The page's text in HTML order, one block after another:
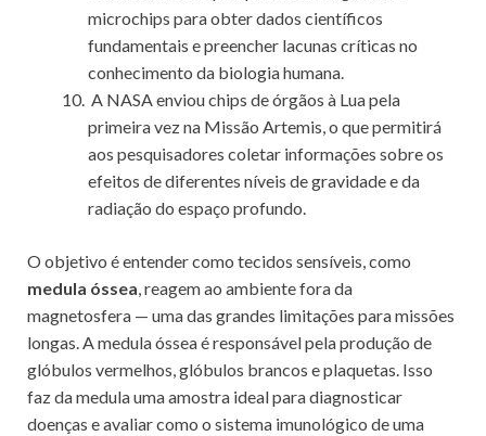
microchips para obter dados científicos
fundamentais e preencher lacunas críticas no
conhecimento da biologia humana.
A NASA enviou chips de órgãos à Lua pela
primeira vez na Missão Artemis, o que permitirá
aos pesquisadores coletar informações sobre os
efeitos de diferentes níveis de gravidade e da
radiação do espaço profundo.
O objetivo é entender como tecidos sensíveis, como
medula óssea, reagem ao ambiente fora da
magnetosfera — uma das grandes limitações para missões
longas. A medula óssea é responsável pela produção de
glóbulos vermelhos, glóbulos brancos e plaquetas. Isso
faz da medula uma amostra ideal para diagnosticar
doenças e avaliar como o sistema imunológico de uma